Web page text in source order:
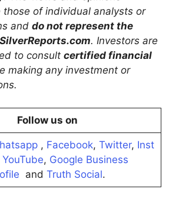
those of individual analysts or
and do not represent the
. Investors are
to consult certified financial
making any investment or
Follow us on
, Facebook, Twitter, Inst
YouTube, Google Business
and Truth Social.